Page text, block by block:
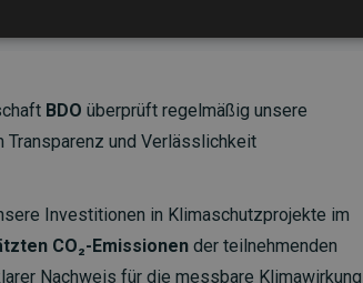
BDO überprüft regelmäßig unsere
Transparenz und Verlässlichkeit
Investitionen in Klimaschutzprojekte im
CO₂-Emissionen der teilnehmenden
Nachweis für die messbare Klimawirkung